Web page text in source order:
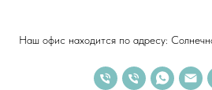
Наш офис находится по адресу: